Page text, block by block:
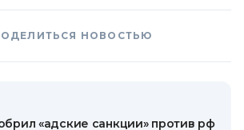
НОВОСТЬЮ
«адские санкции» против рф